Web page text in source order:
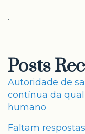
Posts
Autoridade de
contínua da
humano
Faltam